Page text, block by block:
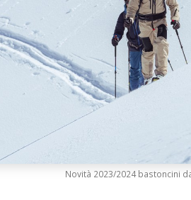
Novità 2023/2024 bastoncini